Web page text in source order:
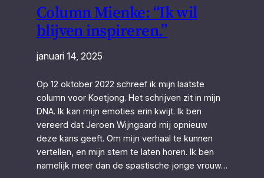
Column Mienke: “Ik wil
blijven inspireren.”
januari 14, 2025
Op 12 oktober 2022 schreef ik mijn laatste
column voor Koetjong. Het schrijven zit in mijn
DNA. Ik kan mijn emoties erin kwijt. Ik ben
vereerd dat Jeroen Wijngaard mij opnieuw
deze kans geeft. Om mijn verhaal te kunnen
vertellen, en mijn stem te laten horen. Ik ben
namelijk meer dan de spastische jonge vrouw…